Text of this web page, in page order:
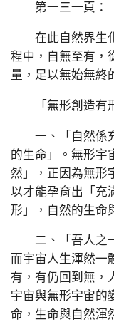
第一三一頁：
在此自然界生化
程中，自無至有，
量，足以無始無終
「無形創造有形
一、「自然係充
的生命」。無形宇
然」，正因為無形
以才能孕育出「充
形」，自然的生命
二、「吾人之一
而宇宙人生渾然一
有，有仍回到無，
宇宙與無形宇宙的
命，生命與自然渾